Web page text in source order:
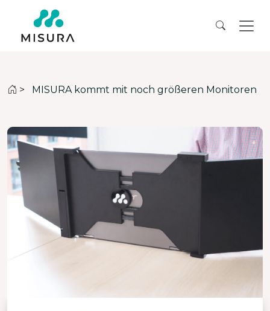
> MISURA kommt mit noch größeren Monitoren